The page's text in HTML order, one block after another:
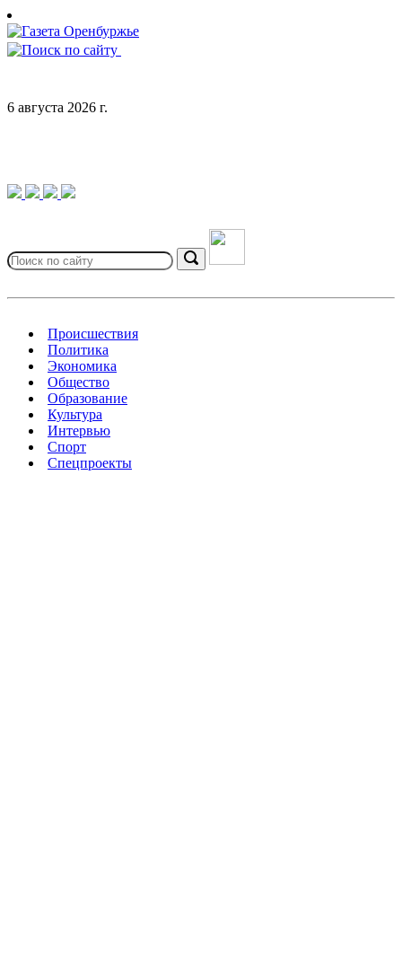
Skip
to
content
6 августа 2026 г.
for:
Search
Происшествия
Политика
Экономика
Общество
Образование
Культура
Интервью
Спорт
Спецпроекты